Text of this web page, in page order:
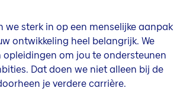
we sterk in op een menselijke aanpak
ontwikkeling heel belangrijk. We
opleidingen om jou te ondersteunen
Dat doen we niet alleen bij de
je verdere carrière.